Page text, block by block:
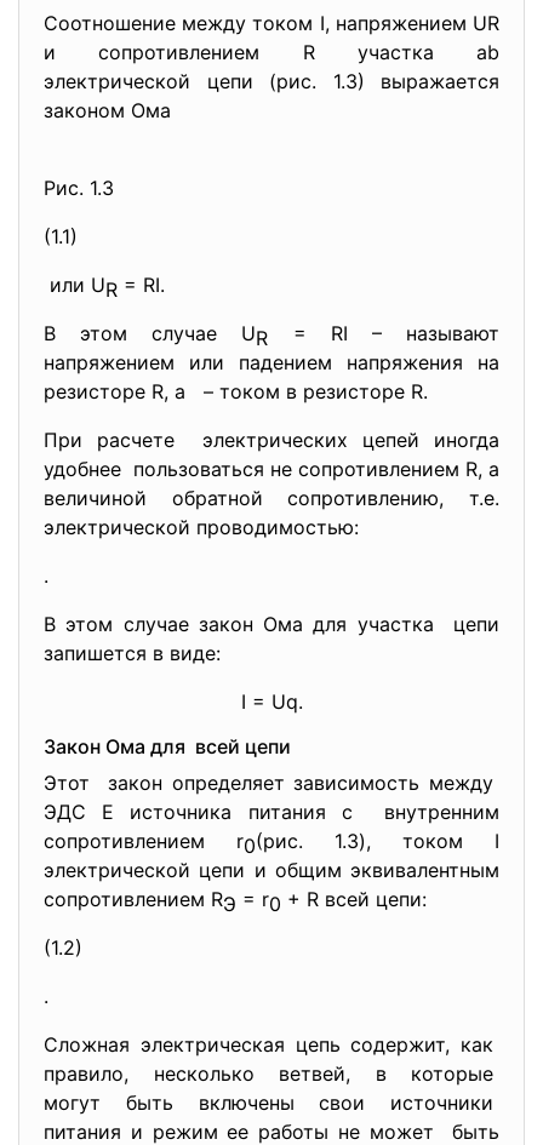
Соотношение между током I, напряжением UR
и сопротивлением R участка аb
электрической цепи (рис. 1.3) выражается
законом Ома
Рис. 1.3
(1.1)
или UR = RI.
В этом случае UR = RI – называют
напряжением или падением напряжения на
резисторе R, а – током в резисторе R.
При расчете электрических цепей иногда
удобнее пользоваться не сопротивлением R, а
величиной обратной сопротивлению, т.е.
электрической проводимостью:
.
В этом случае закон Ома для участка цепи
запишется в виде:
I = Uq.
Закон Ома для всей цепи
Этот закон определяет зависимость между
ЭДС Е источника питания с внутренним
сопротивлением r0(рис. 1.3), током I
электрической цепи и общим эквивалентным
сопротивлением RЭ = r0 + R всей цепи:
(1.2)
.
Сложная электрическая цепь содержит, как
правило, несколько ветвей, в которые
могут быть включены свои источники
питания и режим ее работы не может быть